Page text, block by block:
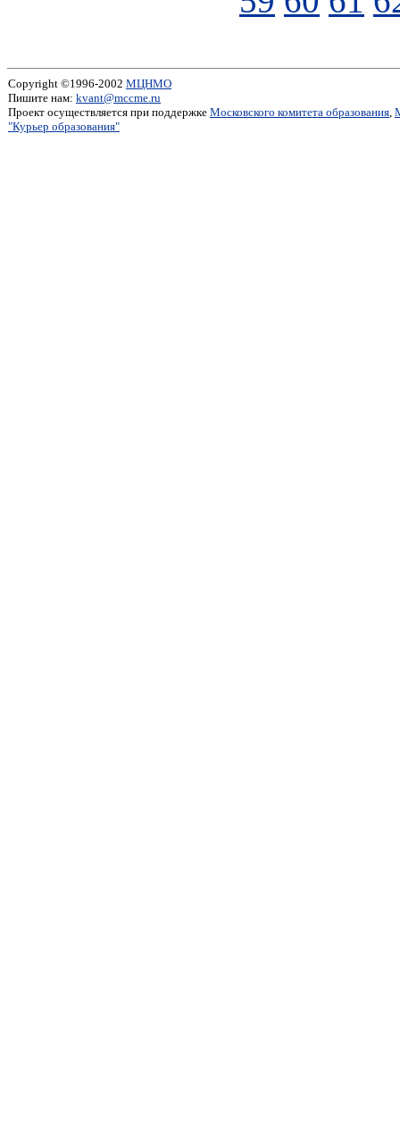
Copyright ©1996-2002 МЦНМО
Пишите нам: kvant@mccme.ru
Проект осуществляется при поддержке Московского комитета образования,
"Курьер образования"